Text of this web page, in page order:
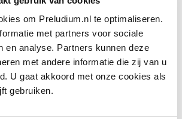
om Preludium.nl te optimaliseren.
met partners voor sociale
en analyse. Partners kunnen deze
met andere informatie die zij van u
U gaat akkoord met onze cookies als
gebruiken.